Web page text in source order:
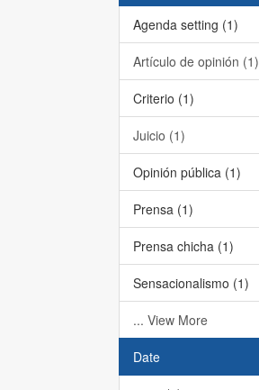
Agenda setting (1)
Artículo de opinión (1)
Criterio (1)
Juicio (1)
Opinión pública (1)
Prensa (1)
Prensa chicha (1)
Sensacionalismo (1)
... View More
Date